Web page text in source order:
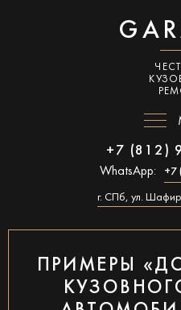
+7 (812)
WhatsApp: +7
г. СПб, ул.
ПРИМЕРЫ